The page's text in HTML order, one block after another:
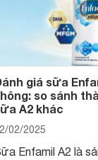
giá sữa
so sánh
A2 khác
02/2025
Enfamil A2 là